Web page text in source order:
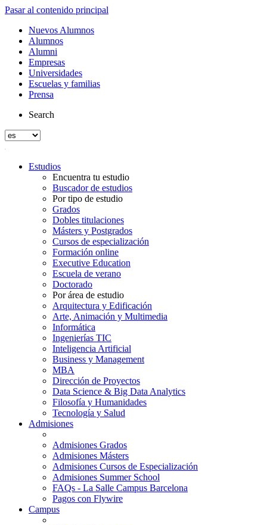
Pasar al contenido principal
Nuevos Alumnos
Alumnos
Alumni
Empresas
Universidades
Escuelas y familias
Prensa
Search
Estudios
Encuentra tu estudio
Buscador de estudios
Por tipo de estudio
Grados
Dobles titulaciones
Másters y Postgrados
Cursos de especialización
Formación online
Executive Education
Escuela de verano
Doctorado
Por área de estudio
Arquitectura y Edificación
Arte, Animación y Multimedia
Informática
Ingenierías TIC
Inteligencia Artificial
Business y Management
MBA
Dirección de Proyectos
Data Science & Big Data Analytics
Filosofía y Humanidades
Tecnología y Salud
Admisiones
Admisiones Grados
Admisiones Másters
Admisiones Cursos de Especialización
Admisiones Summer School
FAQs - La Salle Campus Barcelona
Pagos con Flywire
Campus